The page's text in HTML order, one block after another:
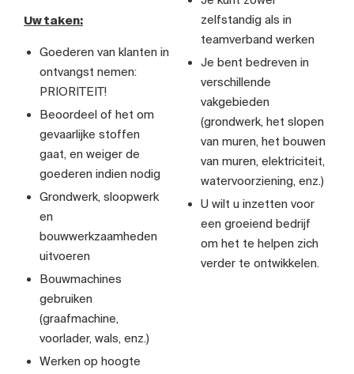
Uw taken:
Goederen van klanten in
ontvangst nemen:
PRIORITEIT!
Beoordeel of het om
gevaarlijke stoffen
gaat, en weiger de
goederen indien nodig
Grondwerk, sloopwerk
en
bouwwerkzaamheden
uitvoeren
Bouwmachines
gebruiken
(graafmachine,
voorlader, wals, enz.)
Werken op hoogte
zelfstandig als in
teamverband werken
Je bent bedreven in
verschillende
vakgebieden
(grondwerk, het slopen
van muren, het bouwen
van muren, elektriciteit,
watervoorziening, enz.)
U wilt u inzetten voor
een groeiend bedrijf
om het te helpen zich
verder te ontwikkelen.